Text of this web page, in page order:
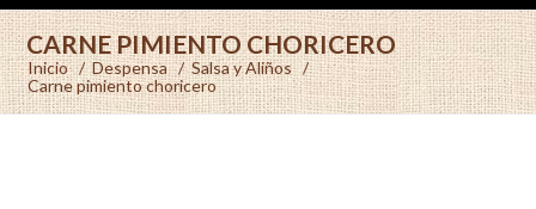
CARNE PIMIENTO CHORICERO
Inicio / Despensa / Salsa y Aliños /
Carne pimiento choricero